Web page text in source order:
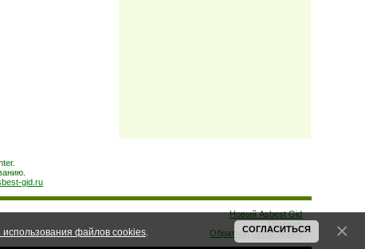
gid.ru
Новый Asbest Gid
Помощь
Обратная связь Архив
использования файлов cookies СОГЛАСИТЬСЯ